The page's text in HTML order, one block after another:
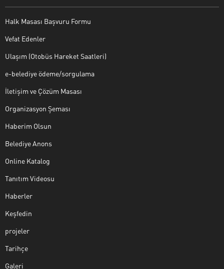
Halk Masası Başvuru Formu
Vefat Edenler
Ulaşım (Otobüs Hareket Saatleri)
e-belediye ödeme/sorgulama
İletişim ve Çözüm Masası
Organizasyon Şeması
Haberim Olsun
Belediye Anons
Online Katalog
Tanıtım Videosu
Haberler
Keşfedin
projeler
Tarihçe
Galeri